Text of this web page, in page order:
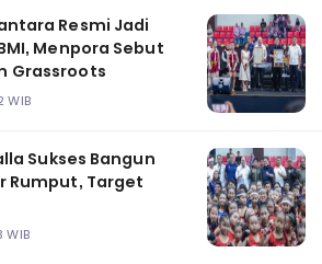
Resmi Jadi
Menpora Sebut
Grassroots
WIB
Sukses Bangun
Rumput, Target
WIB